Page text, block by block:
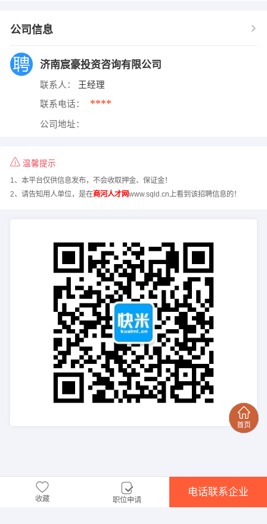
公司信息
济南宸豪投资咨询有限公司
联系人： 王经理
联系电话： ****
公司地址：
温馨提示
1、本平台仅供信息发布，不会收取押金、保证金！
2、请告知用人单位，是在商河人才网www.sqld.cn上看到该招聘信息的！
收藏 职位申请
电话联系企业